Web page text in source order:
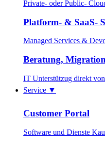
Private- oder Public-
Platform- & SaaS-
Managed Services &
Beratung,
IT Unterstützug direkt
Service ▼
Customer Portal
Software und Dienste